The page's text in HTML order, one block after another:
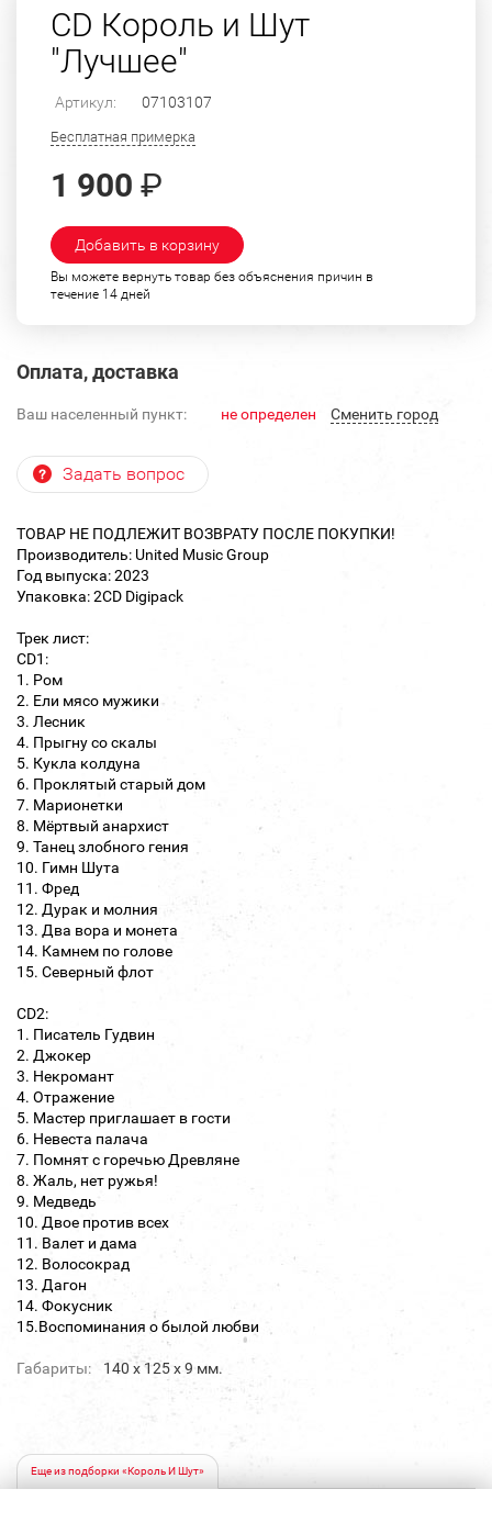
CD Король и Шут
"Лучшее"
Артикул: 07103107
Бесплатная примерка
1 900 ₽
Добавить в корзину
Вы можете вернуть товар без объяснения причин в
течение 14 дней
Оплата, доставка
Ваш населенный пункт: не определен Cменить город
Задать вопрос
ТОВАР НЕ ПОДЛЕЖИТ ВОЗВРАТУ ПОСЛЕ ПОКУПКИ!
Производитель: United Music Group
Год выпуска: 2023
Упаковка: 2CD Digipack
Трек лист:
CD1:
1. Ром
2. Ели мясо мужики
3. Лесник
4. Прыгну со скалы
5. Кукла колдуна
6. Проклятый старый дом
7. Марионетки
8. Мёртвый анархист
9. Танец злобного гения
10. Гимн Шута
11. Фред
12. Дурак и молния
13. Два вора и монета
14. Камнем по голове
15. Северный флот
CD2:
1. Писатель Гудвин
2. Джокер
3. Некромант
4. Отражение
5. Мастер приглашает в гости
6. Невеста палача
7. Помнят с горечью Древляне
8. Жаль, нет ружья!
9. Медведь
10. Двое против всех
11. Валет и дама
12. Волосокрад
13. Дагон
14. Фокусник
15.Воспоминания о былой любви
Габариты: 140 х 125 х 9 мм.
Еще из подборки «Король И Шут»